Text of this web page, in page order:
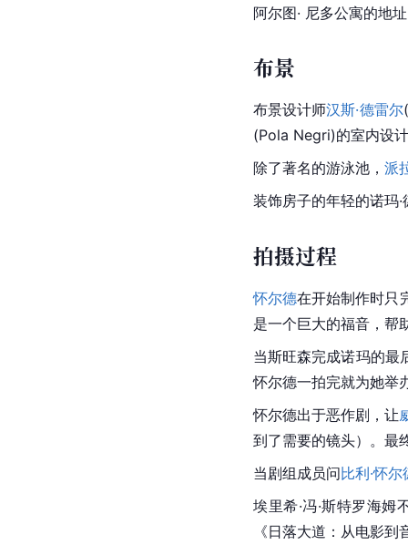
阿尔图· 尼多公寓的地
布景
布景设计师汉斯·德雷尔(
(Pola Negri)的室内设
除了著名的游泳池， 派
装饰房子的年轻的诺玛
拍摄过程
怀尔德在开始制作时只
是一个巨大的福音，帮
当斯旺森完成诺玛的最
怀尔德一拍完就为她举
怀尔德出于恶作剧，让
到了需要的镜头）。最
当剧组成员问比利·怀尔
埃里希·冯·斯特罗海
《日落大道：从电影